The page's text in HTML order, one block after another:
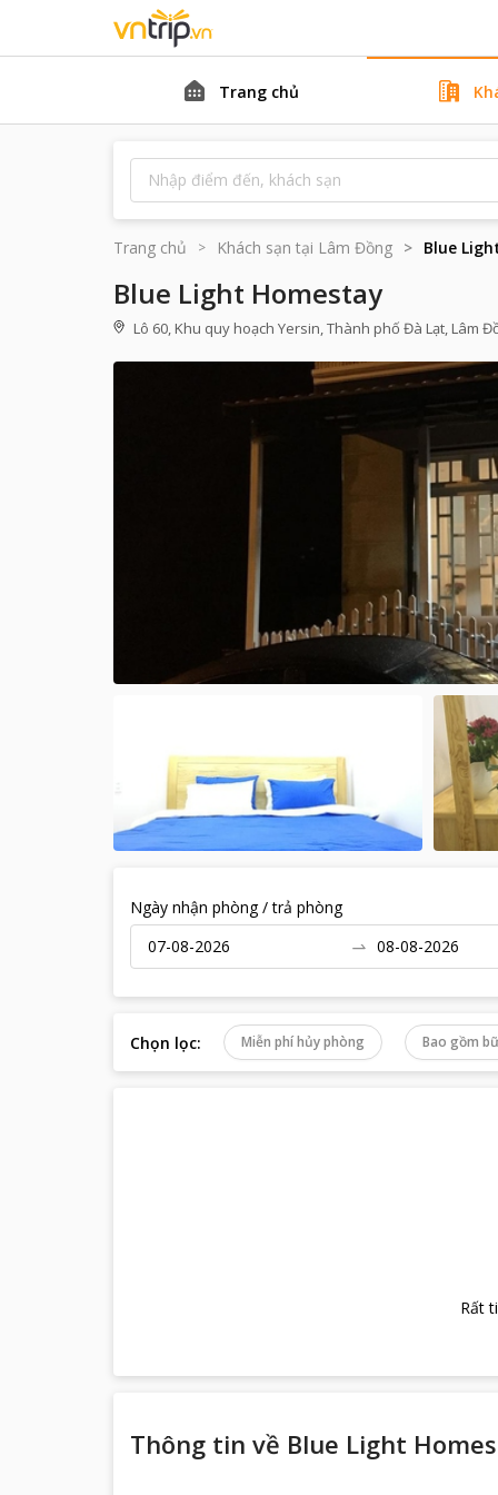
Trang chủ
Trang chủ Khách sạn tại Lâm Đồng Blue
Blue Light Homestay
Lô 60, Khu quy hoạch Yersin, Thành phố Đà Lạt, Lâm
Ngày nhận phòng / trả phòng
Chọn lọc: Miễn phí hủy phòng Bao gồm
Rất
Thông tin về Blue Light